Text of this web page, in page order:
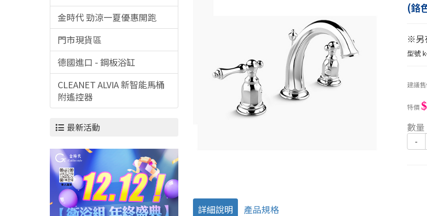
金時代 勁涼一夏優惠開跑
門市現貨區
德國進口 - 鋼板浴缸
CLEANET ALVIA 新智能馬桶
附遙控器
最新活動
(鉻
※另
型號
建議
特價
數量
-
詳細說明 產品規格